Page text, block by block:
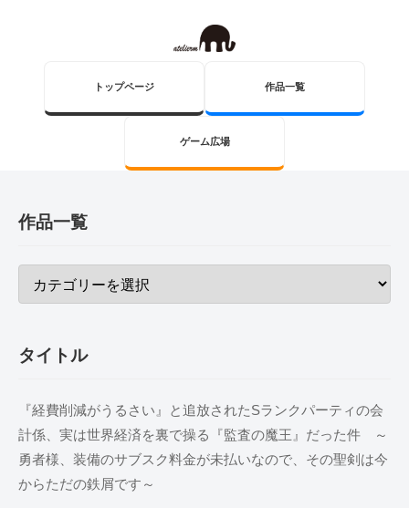
トップページ 作品一覧
ゲーム広場
作品一覧
タイトル
『経費削減がうるさい』と追放されたSランクパーティの会
計係、実は世界経済を裏で操る『監査の魔王』だった件 ～
勇者様、装備のサブスク料金が未払いなので、その聖剣は今
からただの鉄屑です～